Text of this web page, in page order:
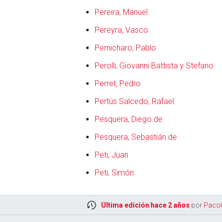
Pereira, Manuel
Pereyra, Vasco
Pernicharo, Pablo
Perolli, Giovanni Battista y Stefano
Perret, Pedro
Pertús Salcedo, Rafael
Pesquera, Diego de
Pesquera, Sebastián de
Peti, Juan
Peti, Simón
Última edición hace 2 años por